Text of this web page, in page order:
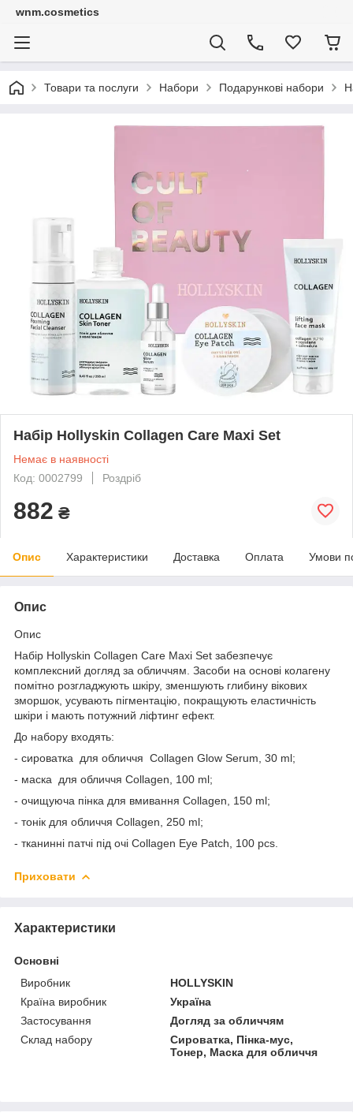
wnm.cosmetics
Товари та послуги Набори Подарункові набори
Набір Hollyskin Collagen Care Maxi Set
Немає в наявності
Код: 0002799
Роздріб
882 ₴
Опис Характеристики Доставка Оплата Умови
Опис
Опис
Набір Hollyskin Collagen Care Maxi Set забезпечує
комплексний догляд за обличчям. Засоби на основі колагену
помітно розгладжують шкіру, зменшують глибину вікових
зморшок, усувають пігментацію, покращують еластичність
шкіри і мають потужний ліфтинг ефект.
До набору входять:
- сироватка для обличчя Collagen Glow Serum, 30 ml;
- маска для обличчя Collagen, 100 ml;
- очищуюча пінка для вмивання Collagen, 150 ml;
- тонік для обличчя Collagen, 250 ml;
- тканинні патчі під очі Collagen Eye Patch, 100 pcs.
Приховати
Характеристики
Основні
Виробник
HOLLYSKIN
Країна виробник
Україна
Застосування
Догляд за обличчям
Склад набору
Сироватка, Пінка-мус,
Тонер, Маска для обличчя